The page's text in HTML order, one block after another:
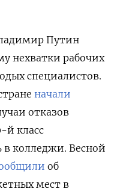
Путин
нехватки рабочих
специалистов.
начали
отказов
й класс
в колледжи. Весной
об
мест в